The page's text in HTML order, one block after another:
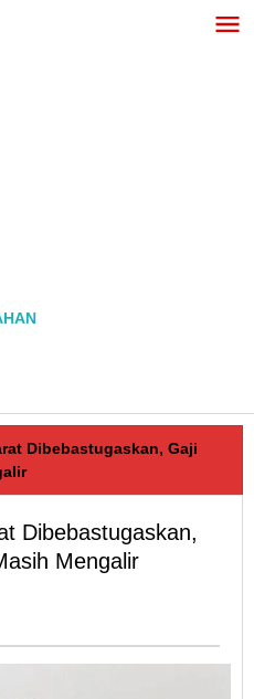
Dibebastugaskan, Gaji
Dibebastugaskan,
Mengalir